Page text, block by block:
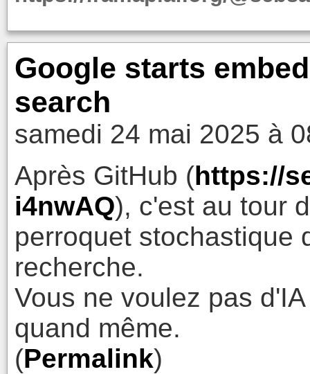
Google starts
search
samedi 24 mai 2025 à
Après GitHub (https://
i4nwAQ), c'est au tour
perroquet stochastique
recherche.
Vous ne voulez pas
quand même.
(Permalink)